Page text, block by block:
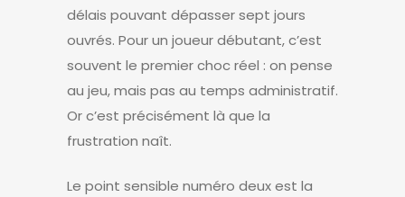
délais pouvant dépasser sept jours
ouvrés. Pour un joueur débutant, c’est
souvent le premier choc réel : on pense
au jeu, mais pas au temps administratif.
Or c’est précisément là que la
frustration naît.
Le point sensible numéro deux est la